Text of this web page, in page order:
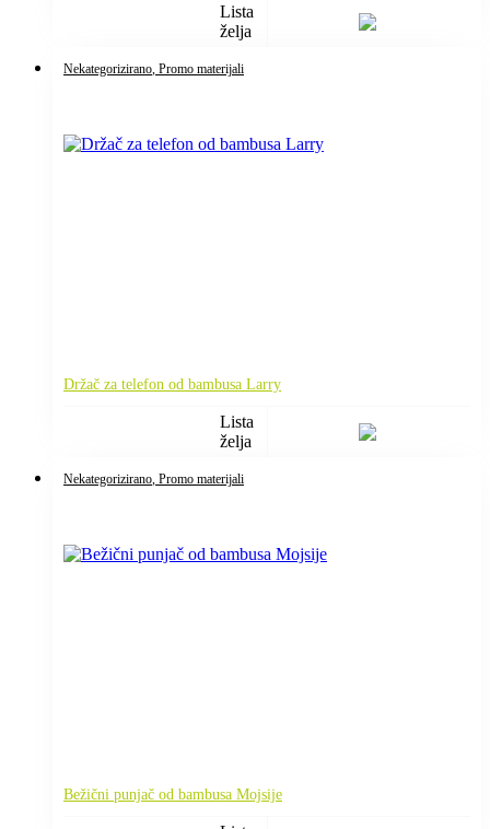
Lista
želja
Nekategorizirano , Promo materijali
Držač za telefon od bambusa Larry
Lista
želja
Nekategorizirano , Promo materijali
Bežični punjač od bambusa Mojsije